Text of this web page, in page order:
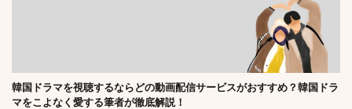
韓国ドラマを視聴するならどの動画配信サービスがおすすめ？韓国ドラ
マをこよなく愛する筆者が徹底解説！